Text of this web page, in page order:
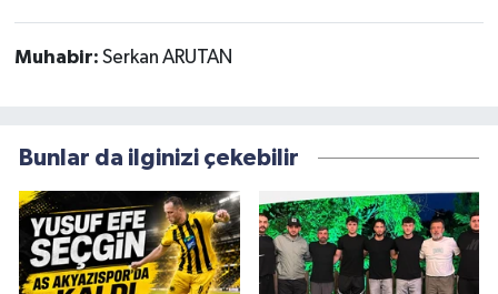
Muhabir: Serkan ARUTAN
Bunlar da ilginizi çekebilir